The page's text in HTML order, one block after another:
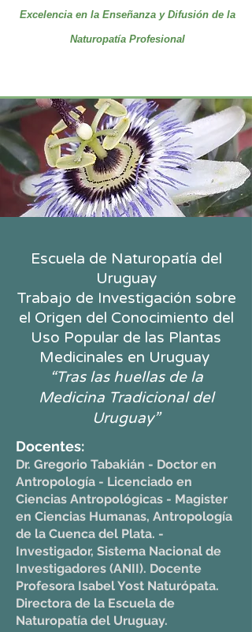
Excelencia en la Enseñanza y Difusión de la
Naturopatía Profesional
Escuela de Naturopatía del
Uruguay
Trabajo de Investigación sobre
el Origen del Conocimiento del
Uso Popular de las Plantas
Medicinales en Uruguay
“Tras las huellas de la
Medicina Tradicional del
Uruguay”
Docentes:
Dr. Gregorio Tabakián - Doctor en
Antropología - Licenciado en
Ciencias Antropológicas - Magister
en Ciencias Humanas, Antropología
de la Cuenca del Plata. -
Investigador, Sistema Nacional de
Investigadores (ANII). Docente
Profesora Isabel Yost Naturópata.
Directora de la Escuela de
Naturopatía del Uruguay.